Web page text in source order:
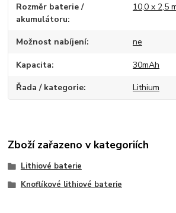
Rozměr baterie /
akumulátoru
10,0 x 2,5
Možnost nabíjení ne
Kapacita 30mAh
Řada / kategorie Lithium
Zboží zařazeno v kategoriích
Lithiové baterie
Knoflíkové lithiové baterie